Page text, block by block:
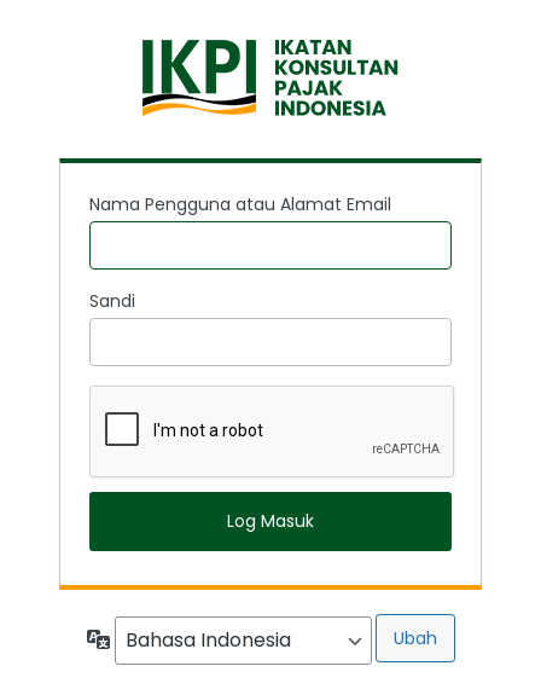
Nama Pengguna atau Alamat Email
Sandi
Bahasa